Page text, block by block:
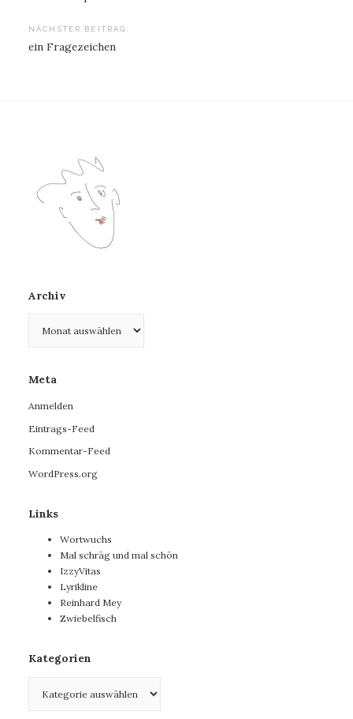
NÄCHSTER BEITRAG:
ein Fragezeichen
Archiv
Meta
Anmelden
Eintrags-Feed
Kommentar-Feed
WordPress.org
Links
Wortwuchs
Mal schräg und mal schön
IzzyVitas
Lyrikline
Reinhard Mey
Zwiebelfisch
Kategorien